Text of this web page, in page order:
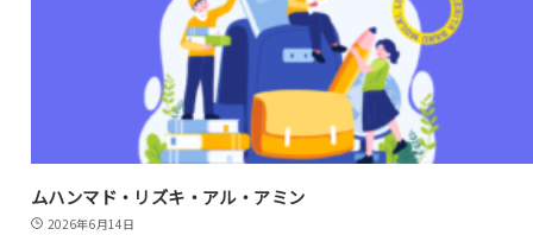
ムハンマド・リズキ・アル・アミン
2026年6月14日